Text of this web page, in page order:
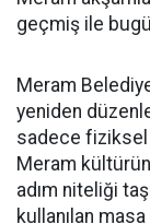
geçmiş ile
Meram
yeniden
sadece fiziksel
Meram
adım niteliği
kullanılan